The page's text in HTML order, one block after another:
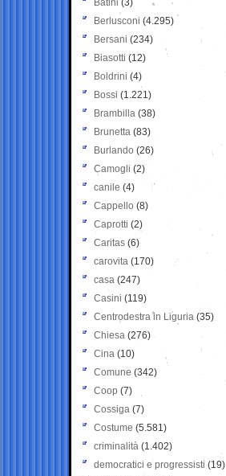
Batini (3)
Berlusconi (4.295)
Bersani (234)
Biasotti (12)
Boldrini (4)
Bossi (1.221)
Brambilla (38)
Brunetta (83)
Burlando (26)
Camogli (2)
canile (4)
Cappello (8)
Caprotti (2)
Caritas (6)
carovita (170)
casa (247)
Casini (119)
Centrodestra in Liguria (35)
Chiesa (276)
Cina (10)
Comune (342)
Coop (7)
Cossiga (7)
Costume (5.581)
criminalità (1.402)
democratici e progressisti (19)